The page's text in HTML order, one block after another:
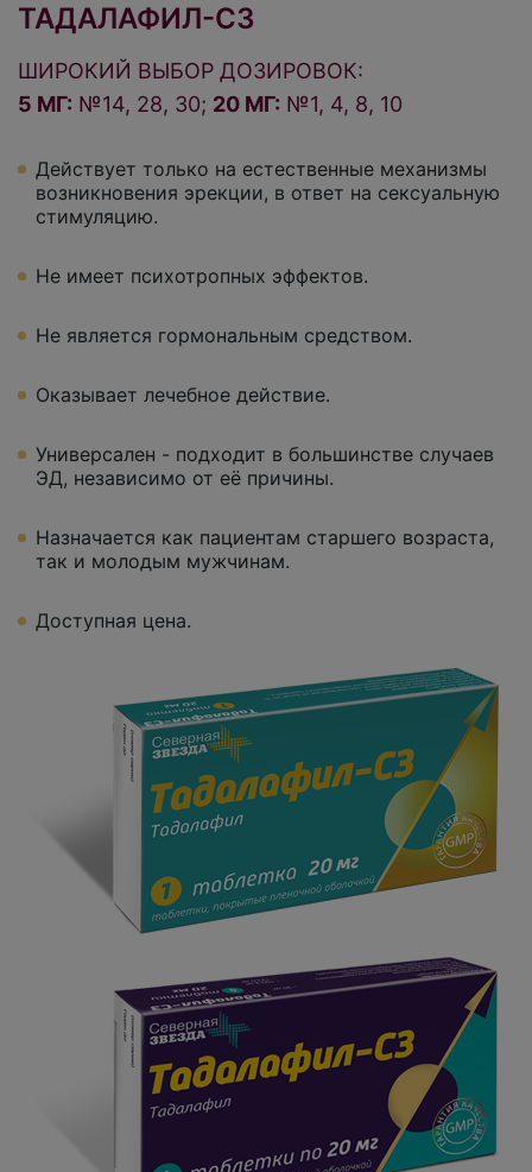
ТАДАЛАФИЛ-СЗ
ШИРОКИЙ ВЫБОР ДОЗИРОВОК:
5 МГ: №14, 28, 30; 20 МГ: №1, 4, 8, 10
Действует только на естественные механизмы
возникновения эрекции, в ответ на сексуальную
стимуляцию.
Не имеет психотропных эффектов.
Не является гормональным средством.
Оказывает лечебное действие.
Универсален - подходит в большинстве случаев
ЭД, независимо от её причины.
Назначается как пациентам старшего возраста,
так и молодым мужчинам.
Доступная цена.